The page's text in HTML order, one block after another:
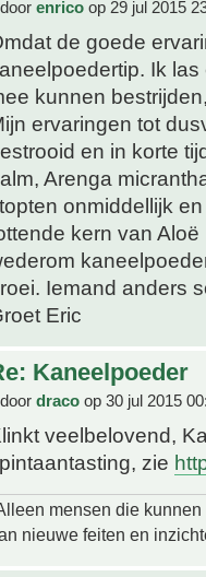
door enrico op 29 jul 2015
de goede
Ik
kunnen
ervaringen tot
en in korte
Arenga
onmiddellijk
kern van
Iemand anders
Eric
Kaneelpoeder
door draco op 30 jul 2015
veelbelovend,
zie
mensen die
nieuwe feiten en